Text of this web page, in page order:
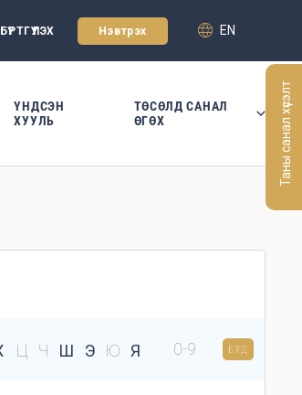
БҮРТГҮҮЛЭХ Нэвтрэх EN
ҮНДСЭН
ХУУЛЬ
ТӨСӨЛД САНАЛ
ӨГӨХ
Ц Ч Ш Э Ю Я 0-9 БҮГД
Таны санал хүсэлт